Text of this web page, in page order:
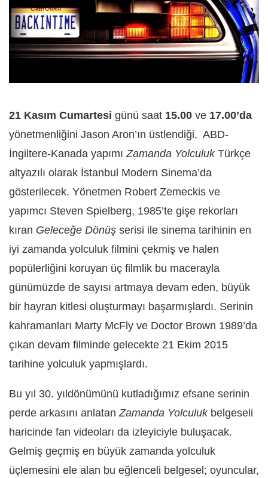
21 Kasım Cumartesi günü saat 15.00 ve 17.00’da
yönetmenliğini Jason Aron’ın üstlendiği, ABD-
İngiltere-Kanada yapımı Zamanda YolculukTürkçe
altyazılı olarak İstanbul Modern Sinema’da
gösterilecek. Yönetmen Robert Zemeckis ve
yapımcı Steven Spielberg, 1985’te gişe rekorları
kıran Geleceğe Dönüş serisi ile sinema tarihinin en
iyi zamanda yolculuk filmini çekmiş ve halen
popülerliğini koruyan üç filmlik bu macerayla
günümüzde de sayısı artmaya devam eden, büyük
bir hayran kitlesi oluşturmayı başarmışlardı. Serinin
kahramanları Marty McFly ve Doctor Brown 1989’da
çıkan devam filminde gelecekte 21 Ekim 2015
tarihine yolculuk yapmışlardı.
Bu yıl 30. yıldönümünü kutladığımız efsane serinin
perde arkasını anlatan Zamanda Yolculukbelgeseli
haricinde fan videoları da izleyiciyle buluşacak.
Gelmiş geçmiş en büyük zamanda yolculuk
üçlemesini ele alan bu eğlenceli belgesel; oyuncular,